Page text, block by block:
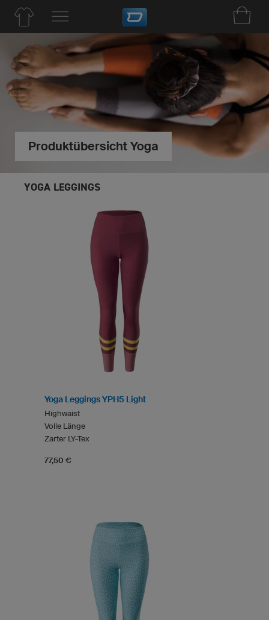
Produktübersicht Yoga
YOGA LEGGINGS
Yoga Leggings YPH5 Light
Highwaist
Volle Länge
Zarter LY-Tex
77,50 €